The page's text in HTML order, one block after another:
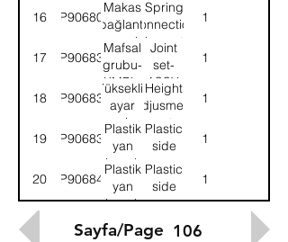
16 9P906801
Makas
bağlantı
elemanları
Spring
connection
elements
1
17 9P906837
Mafsal
grubu-
KMPL.
Joint
set-
ASSY.
1
18 9P906838
Yükseklik
ayar
grubu
Height
adjusment
set
1
19 9P906839
Plastik
yan
kapak
kenetli
Plastic
side
cover-
clamped
1
20 9P906840
Plastik
yan
kapak
kollu
Plastic
side
cover-
1
Sayfa/Page 106